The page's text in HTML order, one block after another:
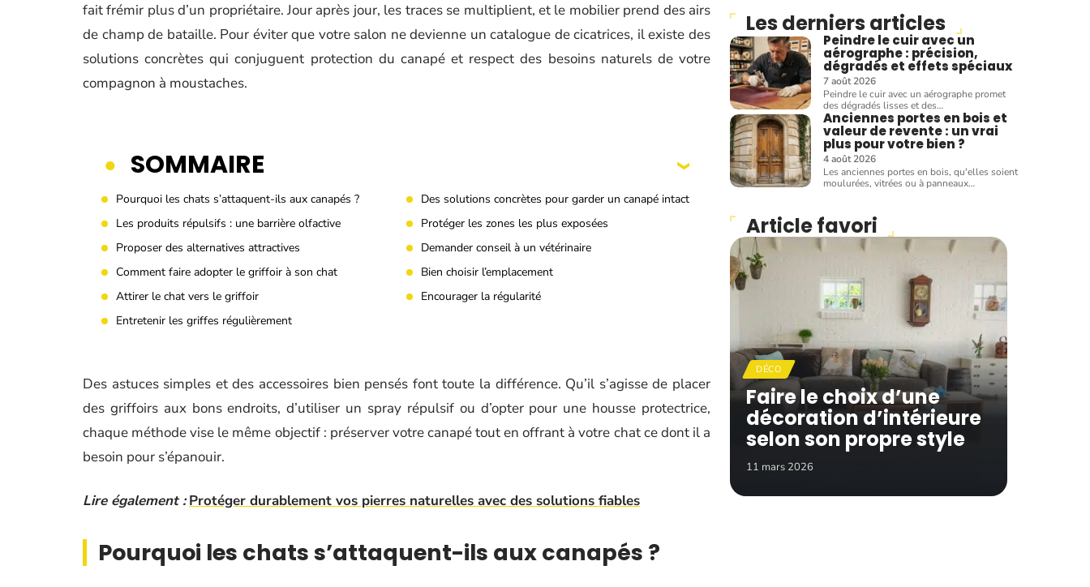
fait frémir plus d’un propriétaire. Jour après jour, les traces se multiplient, et le mobilier prend des airs
de champ de bataille. Pour éviter que votre salon ne devienne un catalogue de cicatrices, il existe des
solutions concrètes qui conjuguent protection du canapé et respect des besoins naturels de votre
compagnon à moustaches.
SOMMAIRE
Pourquoi les chats s’attaquent-ils aux canapés ?
Des solutions concrètes pour garder un canapé intact
Les produits répulsifs : une barrière olfactive
Protéger les zones les plus exposées
Proposer des alternatives attractives
Demander conseil à un vétérinaire
Comment faire adopter le griffoir à son chat
Bien choisir l’emplacement
Attirer le chat vers le griffoir
Encourager la régularité
Entretenir les griffes régulièrement
Des astuces simples et des accessoires bien pensés font toute la différence. Qu’il s’agisse de placer
des griffoirs aux bons endroits, d’utiliser un spray répulsif ou d’opter pour une housse protectrice,
chaque méthode vise le même objectif : préserver votre canapé tout en offrant à votre chat ce dont il a
besoin pour s’épanouir.
Lire également : Protéger durablement vos pierres naturelles avec des solutions fiables
Pourquoi les chats s’attaquent-ils aux canapés ?
Les derniers articles
Peindre le cuir avec un
aérographe : précision,
dégradés et effets spéciaux
7 août 2026
Peindre le cuir avec un aérographe promet
des dégradés lisses et des…
Anciennes portes en bois et
valeur de revente : un vrai
plus pour votre bien ?
4 août 2026
Les anciennes portes en bois, qu'elles soient
moulurées, vitrées ou à panneaux…
Article favori
DÉCO
Faire le choix d’une
décoration d’intérieure
selon son propre style
11 mars 2026